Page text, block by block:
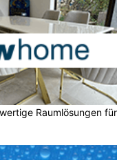
Raumlösungen für